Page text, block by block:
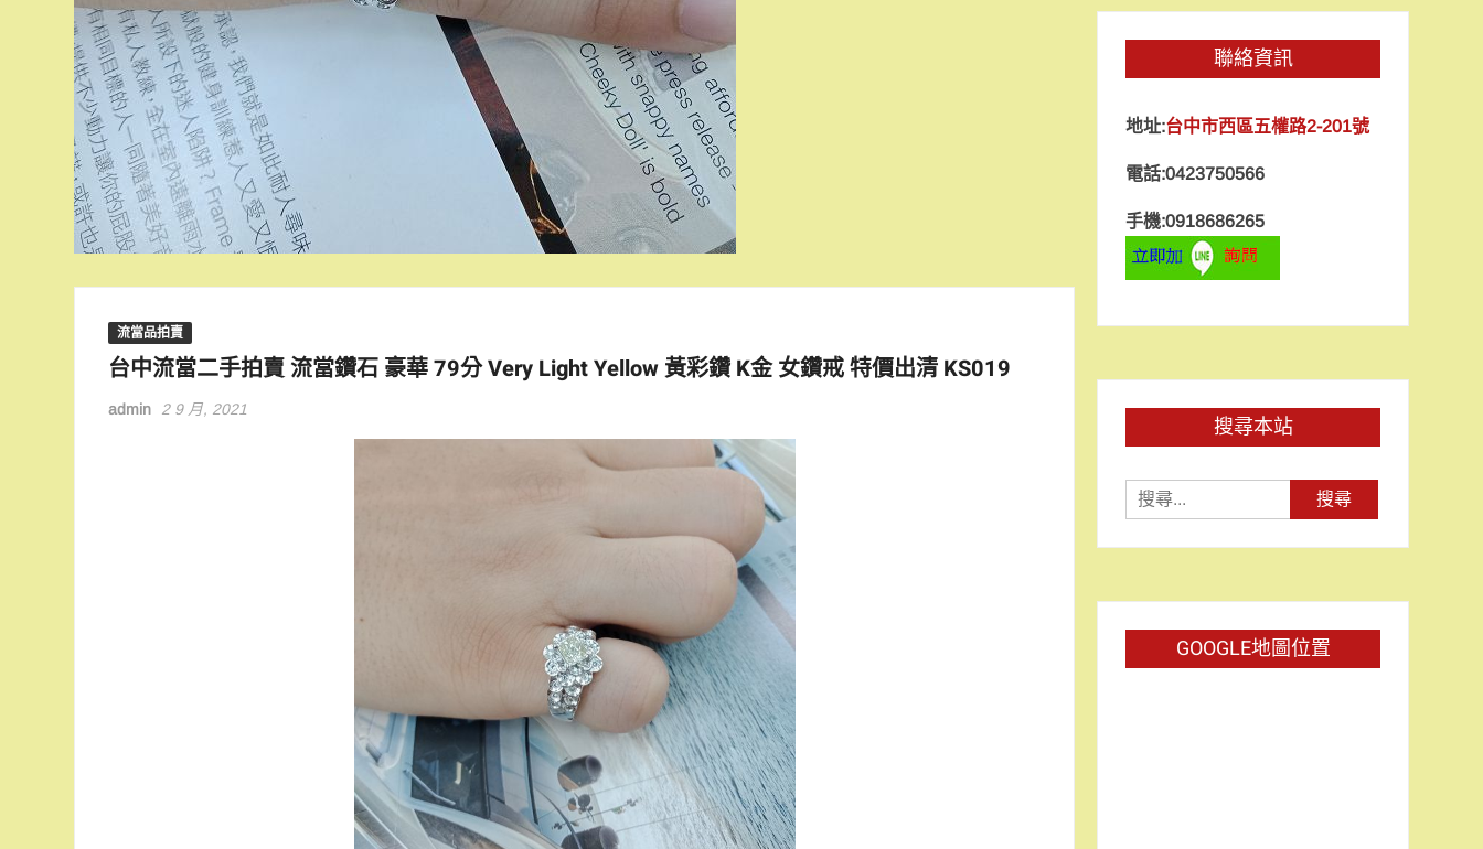
流當品拍賣
台中流當二手拍賣 流當鑽石 豪華 79分 Very Light Yellow 黃彩鑽 K金 女鑽戒 特價出清 KS019
admin 2 9 月, 2021
聯絡資訊
地址:台中市西區五權路2-201號
電話:0423750566
手機:0918686265
搜尋本站
尋
關
GOOGLE地圖位置